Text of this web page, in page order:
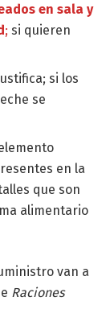
en sala y
; si quieren
si los
se
en la
que son
alimentario
van a
Raciones